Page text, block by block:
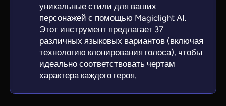
уникальные стили для ваших
персонажей с помощью Magiclight AI.
Этот инструмент предлагает 37
различных языковых вариантов (включая
технологию клонирования голоса), чтобы
идеально соответствовать чертам
характера каждого героя.